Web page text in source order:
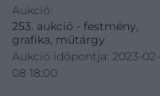
Aukció:
253. aukció - festmény,
grafika, műtárgy
Aukció időpontja: 2023-02-
08 18:00